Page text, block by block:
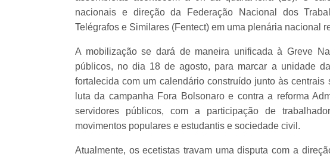
nacionais e direção da Federação Nacional dos
Telégrafos e Similares (Fentect) em uma plenária nacional
A mobilização se dará de maneira unificada à Greve
públicos, no dia 18 de agosto, para marcar a unidade
fortalecida com um calendário construído junto às
luta da campanha Fora Bolsonaro e contra a reforma
servidores públicos, com a participação de
movimentos populares e estudantis e sociedade civil.
Atualmente, os ecetistas travam uma disputa com a